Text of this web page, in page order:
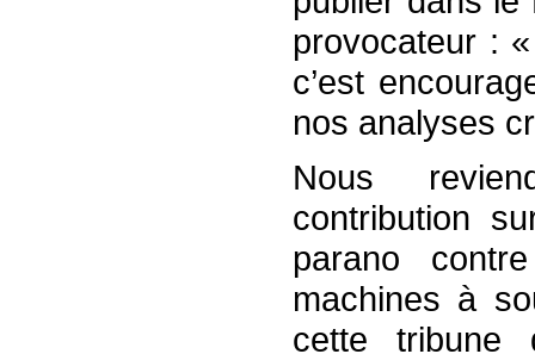
provocateur :
c’est
nos analyses
Nous
contribution
parano
machines à
cette tribune